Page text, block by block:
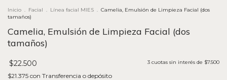
Inicio . Facial . Línea facial MIES . Camelia, Emulsión de Limpieza Facial (dos
tamaños)
Camelia, Emulsión de Limpieza Facial (dos
tamaños)
$22.500
$21.375 con Transferencia o depósito
3 cuotas sin interés de $7.500